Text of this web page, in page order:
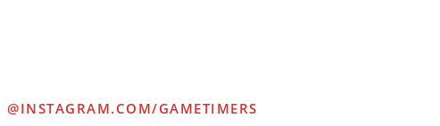
@INSTAGRAM.COM/GAMETIMERS